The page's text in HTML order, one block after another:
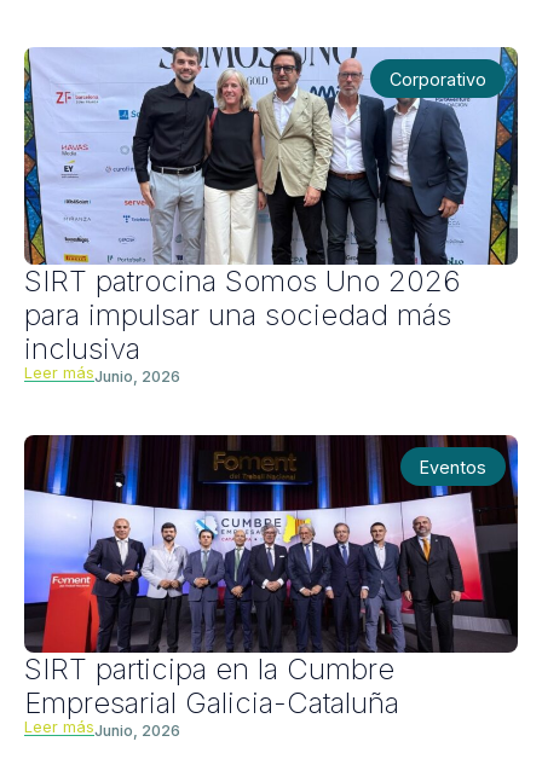
Corporativo
SIRT patrocina Somos Uno 2026
para impulsar una sociedad más
inclusiva
Leer másJunio, 2026
Eventos
SIRT participa en la Cumbre
Empresarial Galicia-Cataluña
Leer másJunio, 2026